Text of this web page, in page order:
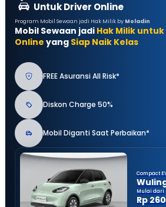
Untuk Driver Online
Program Mobil Sewaan jadi Hak Milik by Moladin
Mobil Sewaan jadi Hak Milik untuk
Online yang Siap Naik Kelas
FREE Asuransi All Risk*
Diskon Charge 50%
Mobil Diganti Saat Perbaikan*
Compact
Mulai dari
Rp